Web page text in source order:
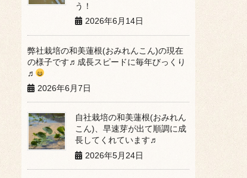
う！
2026年6月14日
弊社栽培の和美蓮根(おみれんこん)の現在
の様子です♬成長スピードに毎年びっくり
♬
2026年6月7日
自社栽培の和美蓮根(おみれん
こん)、早速芽が出て順調に成
長してくれています♬
2026年5月24日